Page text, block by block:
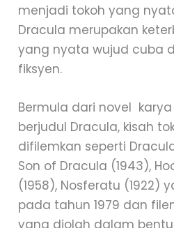
menjadi tokoh yang
Dracula merupakan
yang nyata wujud cuba
fiksyen.
Bermula dari novel
berjudul Dracula, kisah
difilemkan seperti
Son of Dracula (1943),
(1958), Nosferatu (1922)
pada tahun 1979 dan
yang diolah dalam